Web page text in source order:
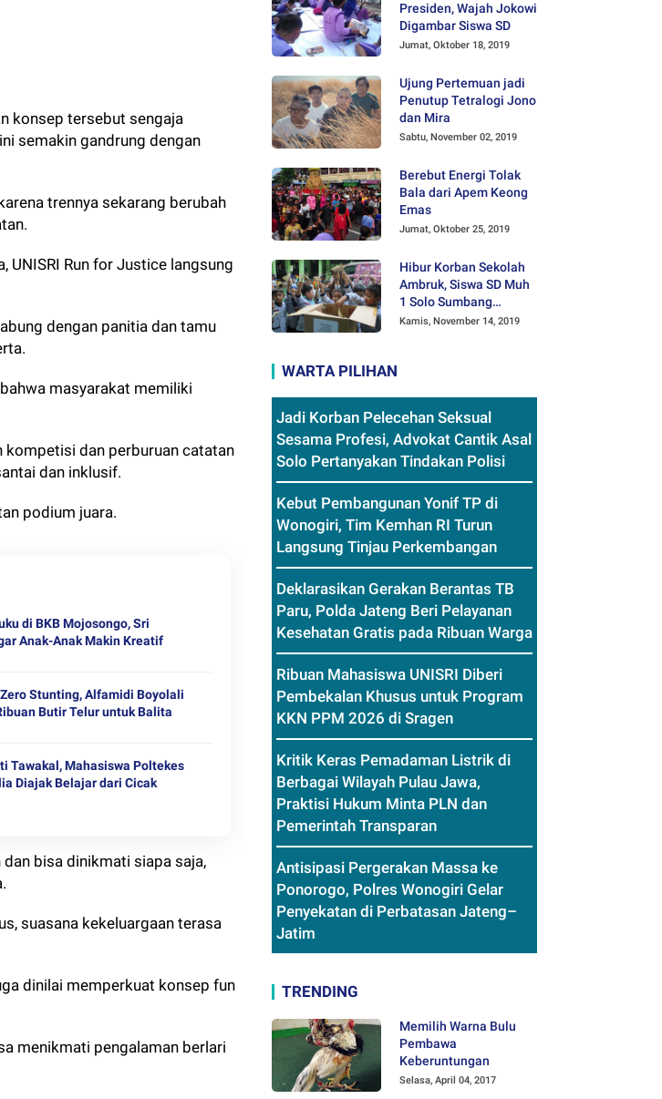
konsep tersebut sengaja
semakin gandrung dengan
trennya sekarang berubah
UNISRI Run for Justice langsung
dengan panitia dan tamu
masyarakat memiliki
kompetisi dan perburuan catatan
dan inklusif.
podium juara.
di BKB Mojosongo, Sri
Anak-Anak Makin Kreatif
Stunting, Alfamidi Boyolali
Butir Telur untuk Balita
Tawakal, Mahasiswa Poltekes
Diajak Belajar dari Cicak
bisa dinikmati siapa saja,
suasana kekeluargaan terasa
dinilai memperkuat konsep fun
menikmati pengalaman berlari
Presiden, Wajah Jokowi
Digambar Siswa SD
Jumat, Oktober 18, 2019
Ujung Pertemuan jadi
Penutup Tetralogi Jono
dan Mira
Sabtu, November 02, 2019
Berebut Energi Tolak
Bala dari Apem Keong
Emas
Jumat, Oktober 25, 2019
Hibur Korban Sekolah
Ambruk, Siswa SD Muh
1 Solo Sumbang
Mainan Othok-othok
Kamis, November 14, 2019
WARTA PILIHAN
Jadi Korban Pelecehan Seksual
Sesama Profesi, Advokat Cantik Asal
Solo Pertanyakan Tindakan Polisi
Kebut Pembangunan Yonif TP di
Wonogiri, Tim Kemhan RI Turun
Langsung Tinjau Perkembangan
Deklarasikan Gerakan Berantas TB
Paru, Polda Jateng Beri Pelayanan
Kesehatan Gratis pada Ribuan Warga
Ribuan Mahasiswa UNISRI Diberi
Pembekalan Khusus untuk Program
KKN PPM 2026 di Sragen
Kritik Keras Pemadaman Listrik di
Berbagai Wilayah Pulau Jawa,
Praktisi Hukum Minta PLN dan
Pemerintah Transparan
Antisipasi Pergerakan Massa ke
Ponorogo, Polres Wonogiri Gelar
Penyekatan di Perbatasan Jateng–
Jatim
TRENDING
Memilih Warna Bulu
Pembawa
Keberuntungan
Selasa, April 04, 2017